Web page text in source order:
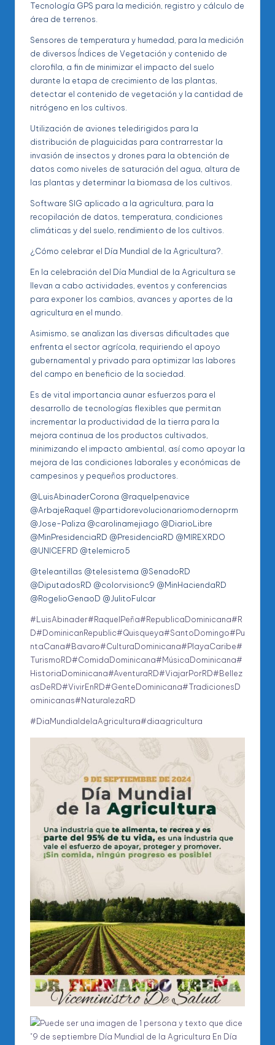
Tecnología GPS para la medición, registro y cálculo de
área de terrenos.
Sensores de temperatura y humedad, para la medición
de diversos Índices de Vegetación y contenido de
clorofila, a fin de minimizar el impacto del suelo
durante la etapa de crecimiento de las plantas,
detectar el contenido de vegetación y la cantidad de
nitrógeno en los cultivos.
Utilización de aviones teledirigidos para la
distribución de plaguicidas para contrarrestar la
invasión de insectos y drones para la obtención de
datos como niveles de saturación del agua, altura de
las plantas y determinar la biomasa de los cultivos.
Software SIG aplicado a la agricultura, para la
recopilación de datos, temperatura, condiciones
climáticas y del suelo, rendimiento de los cultivos.
¿Cómo celebrar el Día Mundial de la Agricultura?.
En la celebración del Día Mundial de la Agricultura se
llevan a cabo actividades, eventos y conferencias
para exponer los cambios, avances y aportes de la
agricultura en el mundo.
Asimismo, se analizan las diversas dificultades que
enfrenta el sector agrícola, requiriendo el apoyo
gubernamental y privado para optimizar las labores
del campo en beneficio de la sociedad.
Es de vital importancia aunar esfuerzos para el
desarrollo de tecnologías flexibles que permitan
incrementar la productividad de la tierra para la
mejora continua de los productos cultivados,
minimizando el impacto ambiental, así como apoyar la
mejora de las condiciones laborales y económicas de
campesinos y pequeños productores.
@LuisAbinaderCorona @raquelpenavice
@ArbajeRaquel @partidorevolucionariomodernoprm
@Jose-Paliza @carolinamejiago @DiarioLibre
@MinPresidenciaRD @PresidenciaRD @MIREXRDO
@UNICEFRD @telemicro5
@teleantillas @telesistema @SenadoRD
@DiputadosRD @colorvisionc9 @MinHaciendaRD
@RogelioGenaoD @JulitoFulcar
#LuisAbinader#RaquelPeña#RepublicaDominicana#R
D#DominicanRepublic#Quisqueya#SantoDomingo#Pu
ntaCana#Bavaro#CulturaDominicana#PlayaCaribe#
TurismoRD#ComidaDominicana#MúsicaDominicana#
HistoriaDominicana#AventuraRD#ViajarPorRD#Bellez
asDeRD#VivirEnRD#GenteDominicana#TradicionesD
ominicanas#NaturalezaRD
#DiaMundialdelaAgricultura#diaagricultura